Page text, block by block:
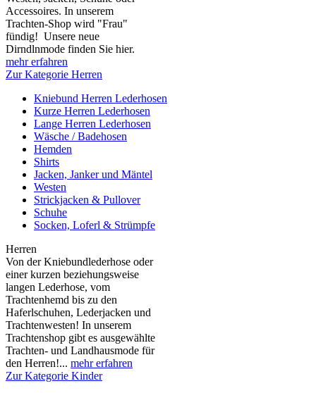
Accessoires. In unserem
Trachten-Shop wird "Frau"
fündig! Unsere neue
Dirndlnmode finden Sie hier.
mehr erfahren
Zur Kategorie Herren
Kniebund Herren Lederhosen
Kurze Herren Lederhosen
Lange Herren Lederhosen
Wäsche / Badehosen
Hemden
Shirts
Jacken, Janker und Mäntel
Westen
Strickjacken & Pullover
Schuhe
Socken, Loferl & Strümpfe
Herren
Von der Kniebundlederhose oder
einer kurzen beziehungsweise
langen Lederhose, vom
Trachtenhemd bis zu den
Haferlschuhen, Lederjacken und
Trachtenwesten! In unserem
Trachtenshop gibt es ausgewählte
Trachten- und Landhausmode für
den Herren!... mehr erfahren
Zur Kategorie Kinder